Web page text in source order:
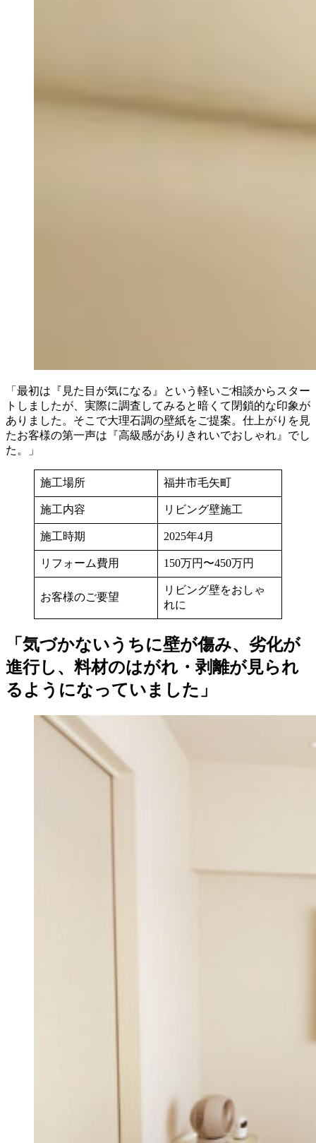
「最初は『見た目が気になる』という軽いご相談からスター
トしましたが、実際に調査してみると暗くて閉鎖的な印象が
ありました。そこで大理石調の壁紙をご提案。仕上がりを見
たお客様の第一声は『高級感がありきれいでおしゃれ』でし
た。」
施工場所 福井市毛矢町
施工内容 リビング壁施工
施工時期 2025年4月
リフォーム費用 150万円〜450万円
お客様のご要望
リビング壁をおしゃ
れに
「気づかないうちに壁が傷み、劣化が
進行し、料材のはがれ・剥離が見られ
るようになっていました」